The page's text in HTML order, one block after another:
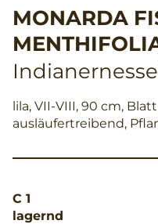
MONARDA
lila, VII-VIII, 90 cm,
ausläufertreibend,
C 1
lagernd